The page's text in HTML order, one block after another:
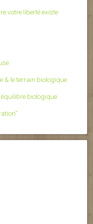
votre liberté existe
& le terrain biologique
équilibre biologique